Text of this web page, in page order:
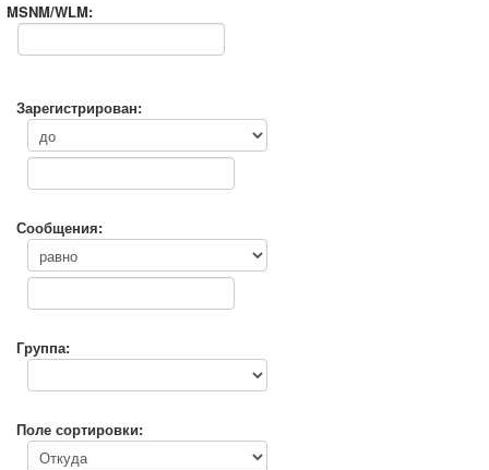
MSNM/WLM:
Зарегистрирован:
Сообщения:
Группа:
Поле сортировки: